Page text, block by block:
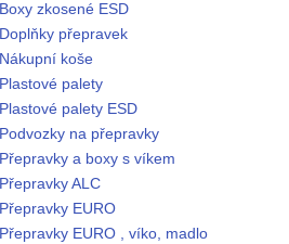
Boxy zkosené ESD
Doplňky přepravek
Nákupní koše
Plastové palety
Plastové palety ESD
Podvozky na přepravky
Přepravky a boxy s víkem
Přepravky ALC
Přepravky EURO
Přepravky EURO , víko, madlo